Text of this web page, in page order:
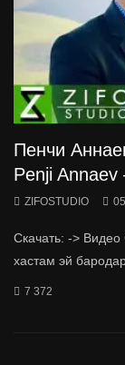
Пенчи
Penji
ZIFOSTUDIO
Скачать: ->
хастам эй
7 372